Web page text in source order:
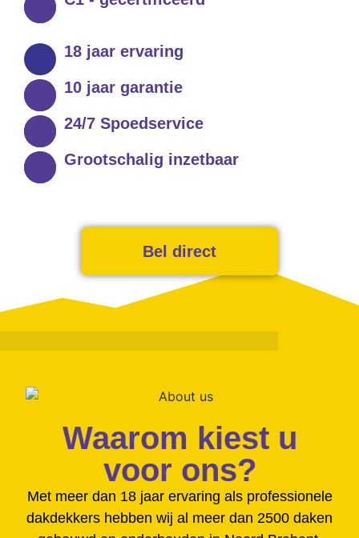
18 jaar ervaring
10 jaar garantie
24/7 Spoedservice
Grootschalig inzetbaar
Bel direct
Waarom kiest u
voor ons?
Met meer dan 18 jaar ervaring als professionele
dakdekkers hebben wij al meer dan 2500 daken